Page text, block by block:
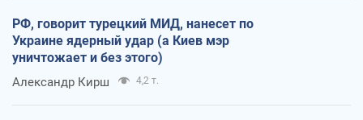
РФ, говорит турецкий МИД, нанесет по
Украине ядерный удар (а Киев мэр
уничтожает и без этого)
Александр Кирш 4,2 т.